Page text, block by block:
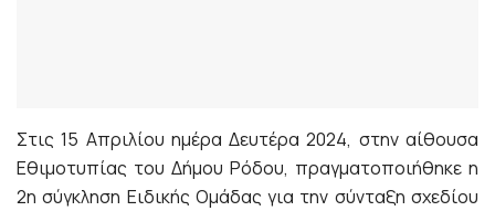
Στις 15 Απριλίου ημέρα Δευτέρα 2024, στην αίθουσα
Εθιμοτυπίας του Δήμου Ρόδου, πραγματοποιήθηκε η
2η σύγκληση Ειδικής Ομάδας για την σύνταξη σχεδίου